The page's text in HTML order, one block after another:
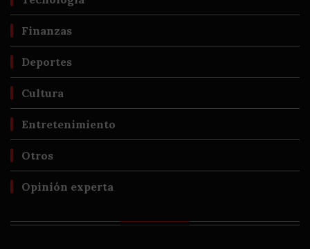
Finanzas
Deportes
Cultura
Entretenimiento
Otros
Opinión experta